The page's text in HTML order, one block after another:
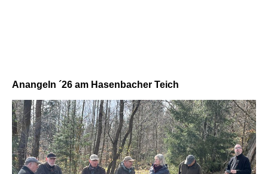
Anangeln ´26 am Hasenbacher Teich